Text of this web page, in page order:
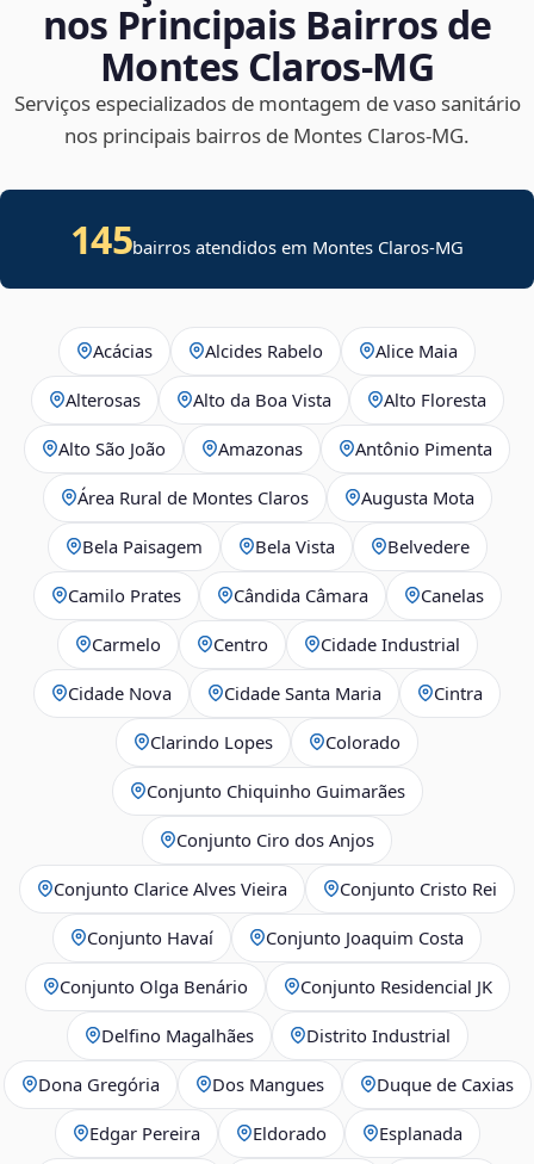
nos Principais Bairros de
Montes Claros‑MG
Serviços especializados de montagem de vaso sanitário
nos principais bairros de Montes Claros‑MG.
145bairros atendidos em Montes Claros-MG
Acácias Alcides Rabelo Alice Maia
Alterosas Alto da Boa Vista Alto Floresta
Alto São João Amazonas Antônio Pimenta
Área Rural de Montes Claros Augusta Mota
Bela Paisagem Bela Vista Belvedere
Camilo Prates Cândida Câmara Canelas
Carmelo Centro Cidade Industrial
Cidade Nova Cidade Santa Maria Cintra
Clarindo Lopes Colorado
Conjunto Chiquinho Guimarães
Conjunto Ciro dos Anjos
Conjunto Clarice Alves Vieira Conjunto Cristo Rei
Conjunto Havaí Conjunto Joaquim Costa
Conjunto Olga Benário Conjunto Residencial JK
Delfino Magalhães Distrito Industrial
Dona Gregória Dos Mangues Duque de Caxias
Edgar Pereira Eldorado Esplanada